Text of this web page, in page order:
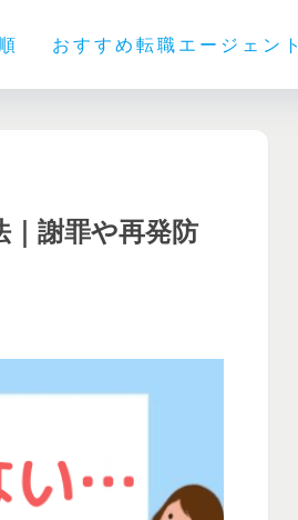
おすすめ転職エージェント
謝罪や再発防